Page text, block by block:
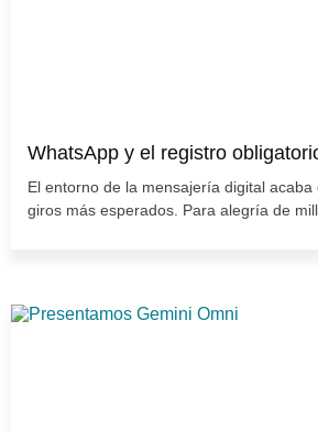
WhatsApp y el registro
El entorno de la mensajería digital
giros más esperados. Para alegría de